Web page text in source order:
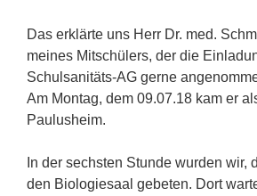
Das erklärte uns Herr Dr. med.
meines Mitschülers, der die
Schulsanitäts-AG gerne
Am Montag, dem 09.07.18 kam er
Paulusheim.
In der sechsten Stunde wurden wir,
den Biologiesaal gebeten. Dort